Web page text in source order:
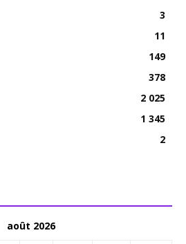
3
11
149
378
2 025
1 345
2
août 2026